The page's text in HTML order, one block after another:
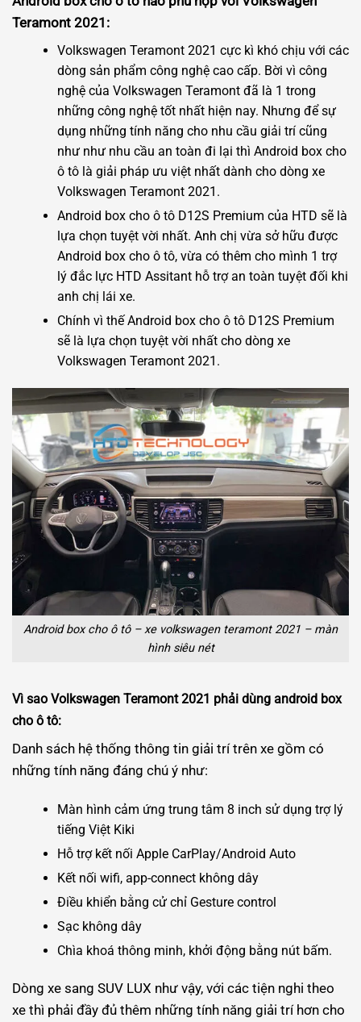
Teramont 2021:
Volkswagen Teramont 2021 cực kì khó chịu với các
dòng sản phẩm công nghệ cao cấp. Bời vì công
nghệ của Volkswagen Teramont đã là 1 trong
những công nghệ tốt nhất hiện nay. Nhưng để sự
dụng những tính năng cho nhu cầu giải trí cũng
như như nhu cầu an toàn đi lại thì Android box cho
ô tô là giải pháp ưu việt nhất dành cho dòng xe
Volkswagen Teramont 2021.
Android box cho ô tô D12S Premium của HTD sẽ là
lựa chọn tuyệt vời nhất. Anh chị vừa sở hữu được
Android box cho ô tô, vừa có thêm cho mình 1 trợ
lý đắc lực HTD Assitant hỗ trợ an toàn tuyệt đối khi
anh chị lái xe.
Chính vì thế Android box cho ô tô D12S Premium
sẽ là lựa chọn tuyệt vời nhất cho dòng xe
Volkswagen Teramont 2021.
Android box cho ô tô – xe volkswagen teramont 2021 – màn
hình siêu nét
Vì sao Volkswagen Teramont 2021 phải dùng android box
cho ô tô:
Danh sách hệ thống thông tin giải trí trên xe gồm có
những tính năng đáng chú ý như:
Màn hình cảm ứng trung tâm 8 inch sử dụng trợ lý
tiếng Việt Kiki
Hỗ trợ kết nối Apple CarPlay/Android Auto
Kết nối wifi, app-connect không dây
Điều khiển bằng cử chỉ Gesture control
Sạc không dây
Chìa khoá thông minh, khởi động bằng nút bấm.
Dòng xe sang SUV LUX như vậy, với các tiện nghi theo
xe thì phải đầy đủ thêm những tính năng giải trí hơn cho